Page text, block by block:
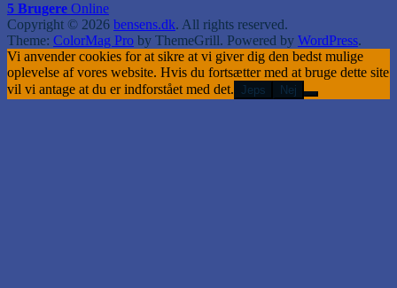
5 Brugere Online
Copyright © 2026 bensens.dk. All rights reserved.
Theme: ColorMag Pro by ThemeGrill. Powered by WordPress.
Vi anvender cookies for at sikre at vi giver dig den bedst mulige
oplevelse af vores website. Hvis du fortsætter med at bruge dette site
vil vi antage at du er indforstået med det. Jeps Nej